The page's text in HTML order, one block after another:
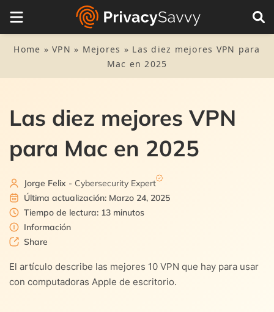
Home »VPN » Mejores » Las diez mejores VPN para
Mac en 2025
Las diez mejores VPN
para Mac en 2025
Jorge Felix - Cybersecurity Expert
Última actualización: Marzo 24, 2025
Tiempo de lectura: 13 minutos
Información
Share
El artículo describe las mejores 10 VPN que hay para usar
con computadoras Apple de escritorio.
Tabla de Contenidos
¿Por qué usar una VPN con tu Mac?
3.1.
Protocolos de privacidad y seguridad
3.2.
Compatibilidad general de hardware y sistemas
3.3. Velocidad
Las diez mejores VPN para Mac en 2025
4.1.
1. ExpressVPN
4.2. 2. NordVPN
4.3. 3. Surfshark
4.4. 4. CyberGhost
4.5. 5. IPVanish
5. ¿Por qué debo evitar VPNs gratuitas con mi Mac?
6. Ya seleccioné la VPN que quiero usar. ¿Ahora qué?
7. Instalando el IKEv2 VPN en una Mac
8.